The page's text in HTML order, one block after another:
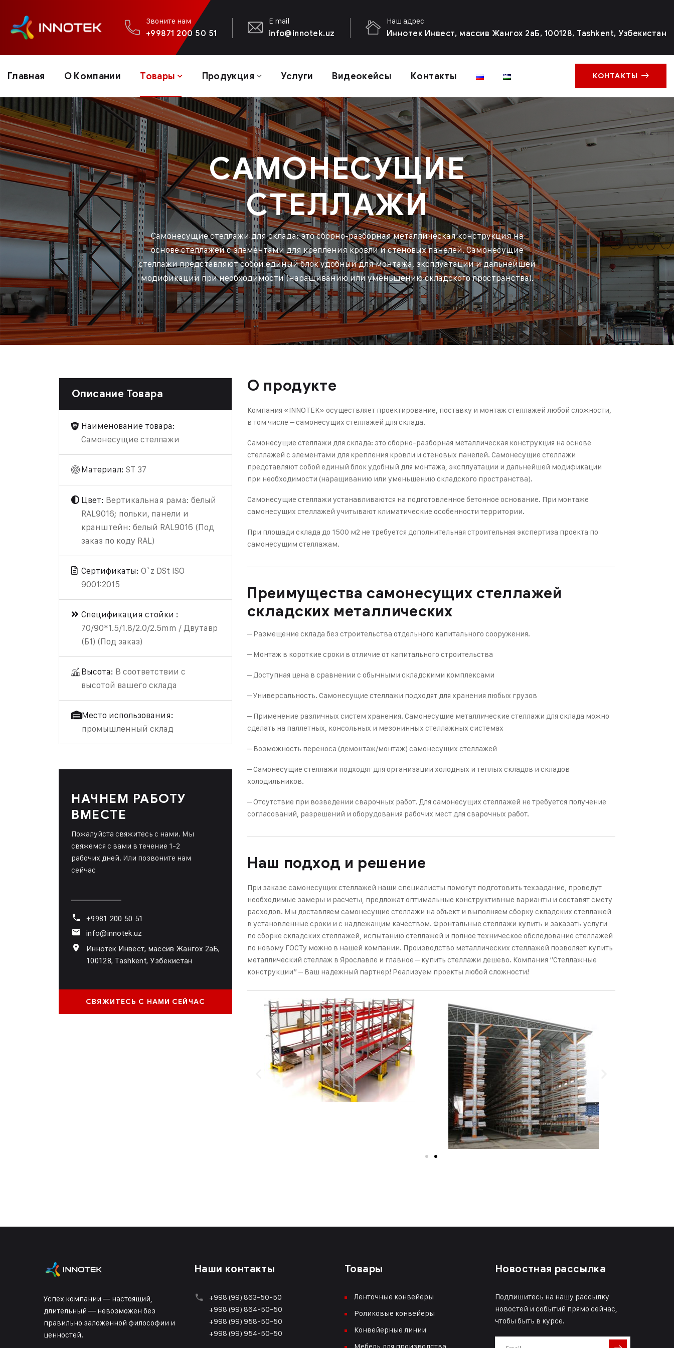
Звоните нам
+99871 200 50 51
E mail
info@innotek.uz
Наш адрес
Иннотек Инвест, массив Жангох 2аБ, 100128, Tashkent, Узбекистан
Главная О Компании Товары Продукция Услуги Видеокейсы Контакты КОНТАКТЫ
САМОНЕСУЩИЕ
СТЕЛЛАЖИ
Самонесущие стеллажи для склада: это сборно-разборная металлическая конструкция на
основе стеллажей с элементами для крепления кровли и стеновых панелей. Самонесущие
стеллажи представляют собой единый блок удобный для монтажа, эксплуатации и дальнейшей
модификации при необходимости (наращиванию или уменьшению складского пространства).
Описание Товара
Наименование товара:
Самонесущие стеллажи
Материал: ST 37
Цвет: Вертикальная рама: белый
RAL9016; польки, панели и
кранштейн: белый RAL9016 (Под
заказ по коду RAL)
Сертификаты: O`z DSt ISO
9001:2015
Спецификация стойки :
70/90*1.5/1.8/2.0/2.5mm / Двутавр
(Б1) (Под заказ)
Высота: В соответствии с
высотой вашего склада
Место использования:
промышленный склад
НАЧНЕМ РАБОТУ
ВМЕСТЕ
Пожалуйста свяжитесь с нами. Мы
свяжемся с вами в течение 1-2
рабочих дней. Или позвоните нам
сейчас
+9981 200 50 51
info@innotek.uz
Иннотек Инвест, массив Жангох 2аБ,
100128, Tashkent, Узбекистан
СВЯЖИТЕСЬ С НАМИ СЕЙЧАС
О продукте
Компания «INNOTEK» осуществляет проектирование, поставку и монтаж стеллажей любой сложности,
в том числе – самонесущих стеллажей для склада.
Самонесущие стеллажи для склада: это сборно-разборная металлическая конструкция на основе
стеллажей с элементами для крепления кровли и стеновых панелей. Самонесущие стеллажи
представляют собой единый блок удобный для монтажа, эксплуатации и дальнейшей модификации
при необходимости (наращиванию или уменьшению складского пространства).
Самонесущие стеллажи устанавливаются на подготовленное бетонное основание. При монтаже
самонесущих стеллажей учитывают климатические особенности территории.
При площади склада до 1500 м2 не требуется дополнительная строительная экспертиза проекта по
самонесущим стеллажам.
Преимущества самонесущих стеллажей
складских металлических
– Размещение склада без строительства отдельного капитального сооружения.
– Монтаж в короткие сроки в отличие от капитального строительства
– Доступная цена в сравнении с обычными складскими комплексами
– Универсальность. Самонесущие стеллажи подходят для хранения любых грузов
– Применение различных систем хранения. Самонесущие металлические стеллажи для склада можно
сделать на паллетных, консольных и мезонинных стеллажных системах
– Возможность переноса (демонтаж/монтаж) самонесущих стеллажей
– Самонесущие стеллажи подходят для организации холодных и теплых складов и складов
холодильников.
– Отсутствие при возведении сварочных работ. Для самонесущих стеллажей не требуется получение
согласований, разрешений и оборудования рабочих мест для сварочных работ.
Наш подход и решение
При заказе самонесущих стеллажей наши специалисты помогут подготовить техзадание, проведут
необходимые замеры и расчеты, предложат оптимальные конструктивные варианты и составят смету
расходов. Мы доставляем самонесущие стеллажи на объект и выполняем сборку складских стеллажей
в установленные сроки и с надлежащим качеством. Фронтальные стеллажи купить и заказать услуги
по сборке складских стеллажей, испытанию стеллажей и полное техническое обследование стеллажей
по новому ГОСТу можно в нашей компании. Производство металлических стеллажей позволяет купить
металлический стеллаж в Ярославле и главное – купить стеллажи дешево. Компания “Стеллажные
конструкции” – Ваш надежный партнер! Реализуем проекты любой сложности!
Успех компании — настоящий,
длительный — невозможен без
правильно заложенной философии и
ценностей.
Наши контакты
+998 (99) 863-50-50
+998 (99) 864-50-50
+998 (99) 958-50-50
+998 (99) 954-50-50
Товары
Ленточные конвейеры
Роликовые конвейеры
Конвейерные линии
Новостная рассылка
Подпишитесь на нашу рассылку
новостей и событий прямо сейчас,
чтобы быть в курсе.